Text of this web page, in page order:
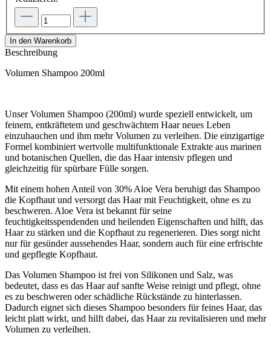
In den Warenkorb
Beschreibung
Volumen Shampoo 200ml
Unser Volumen Shampoo (200ml) wurde speziell entwickelt, um
feinem, entkräftetem und geschwächtem Haar neues Leben
einzuhauchen und ihm mehr Volumen zu verleihen. Die einzigartige
Formel kombiniert wertvolle multifunktionale Extrakte aus marinen
und botanischen Quellen, die das Haar intensiv pflegen und
gleichzeitig für spürbare Fülle sorgen.
Mit einem hohen Anteil von 30% Aloe Vera beruhigt das Shampoo
die Kopfhaut und versorgt das Haar mit Feuchtigkeit, ohne es zu
beschweren. Aloe Vera ist bekannt für seine
feuchtigkeitsspendenden und heilenden Eigenschaften und hilft, das
Haar zu stärken und die Kopfhaut zu regenerieren. Dies sorgt nicht
nur für gesünder aussehendes Haar, sondern auch für eine erfrischte
und gepflegte Kopfhaut.
Das Volumen Shampoo ist frei von Silikonen und Salz, was
bedeutet, dass es das Haar auf sanfte Weise reinigt und pflegt, ohne
es zu beschweren oder schädliche Rückstände zu hinterlassen.
Dadurch eignet sich dieses Shampoo besonders für feines Haar, das
leicht platt wirkt, und hilft dabei, das Haar zu revitalisieren und mehr
Volumen zu verleihen.